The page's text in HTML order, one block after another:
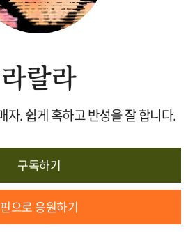
라랄라
자. 쉽게 혹하고 반성을 잘 합니다.
구독하기
핀으로 응원하기